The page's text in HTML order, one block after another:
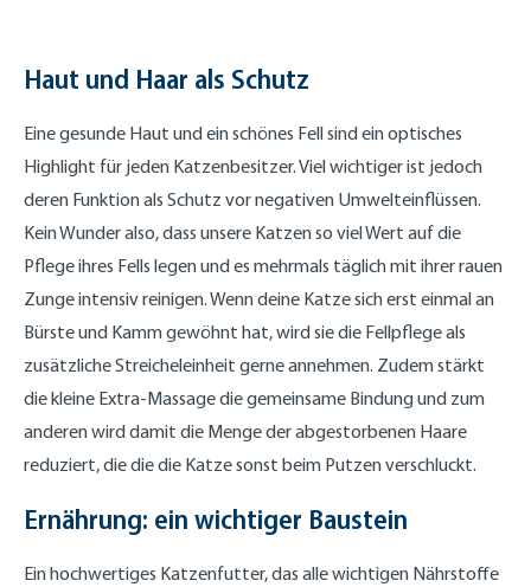
Haut und Haar als Schutz
Eine gesunde Haut und ein schönes Fell sind ein optisches
Highlight für jeden Katzenbesitzer. Viel wichtiger ist jedoch
deren Funktion als Schutz vor negativen Umwelteinflüssen.
Kein Wunder also, dass unsere Katzen so viel Wert auf die
Pflege ihres Fells legen und es mehrmals täglich mit ihrer rauen
Zunge intensiv reinigen. Wenn deine Katze sich erst einmal an
Bürste und Kamm gewöhnt hat, wird sie die Fellpflege als
zusätzliche Streicheleinheit gerne annehmen. Zudem stärkt
die kleine Extra-Massage die gemeinsame Bindung und zum
anderen wird damit die Menge der abgestorbenen Haare
reduziert, die die die Katze sonst beim Putzen verschluckt.
Ernährung: ein wichtiger Baustein
Ein hochwertiges Katzenfutter, das alle wichtigen Nährstoffe